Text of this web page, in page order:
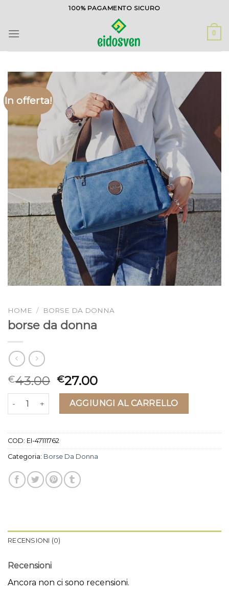
contenuti
100% PAGAMENTO SICURO
0
In offerta!
HOME / BORSE DA DONNA
borse da donna
€43.00 €27.00
borse da donna quantitàAGGIUNGI AL CARRELLO
COD: EI-47111762
Categoria: Borse Da Donna
RECENSIONI (0)
Recensioni
Ancora non ci sono recensioni.